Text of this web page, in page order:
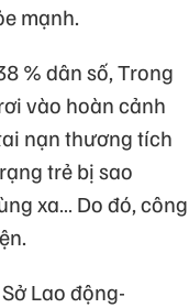
mạnh.
% dân số, Trong
vào hoàn cảnh
nạn thương tích
trẻ bị sao
xa… Do đó, công
Lao động-